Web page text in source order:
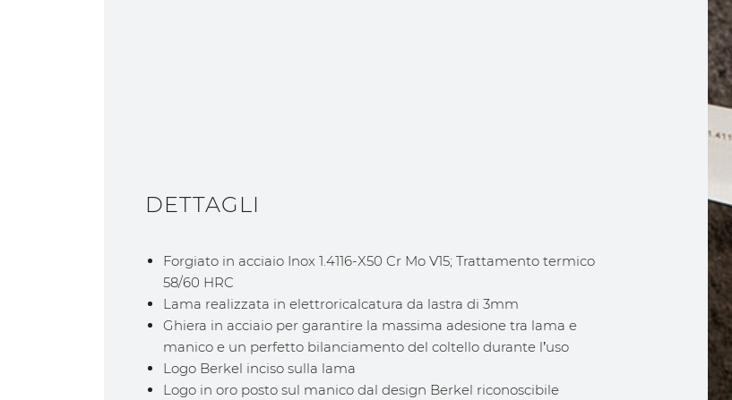
DETTAGLI
Forgiato in acciaio Inox 1.4116-X50 Cr Mo V15; Trattamento termico
58/60 HRC
Lama realizzata in elettroricalcatura da lastra di 3mm
Ghiera in acciaio per garantire la massima adesione tra lama e
manico e un perfetto bilanciamento del coltello durante l’uso
Logo Berkel inciso sulla lama
Logo in oro posto sul manico dal design Berkel riconoscibile